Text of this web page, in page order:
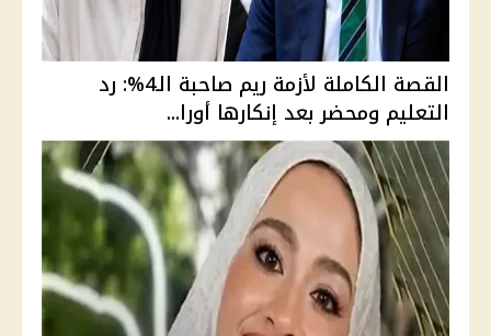
القصة الكاملة لأزمة ريم صاحبة الـ4%: رد
التعليم ومحضر بعد إنكارها أورا...